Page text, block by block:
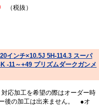
（税抜）
インチ×10.5J 5H-114.3 スーパ
-11～+49 プリズムダークガンメ
応加工を希望の際はオーダー時
後の加工は出来ません。 ●オ